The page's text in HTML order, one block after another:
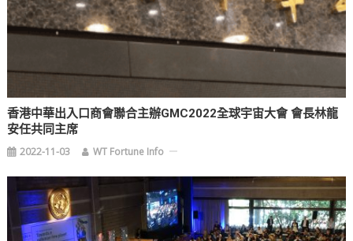
香港中華出入口商會聯合主辦GMC2022全球宇宙大會 會長林龍
安任共同主席
2022-11-03 WT Fortune Info